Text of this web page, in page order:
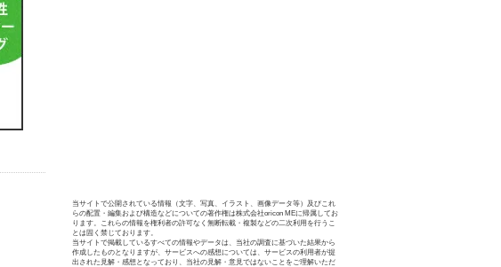
当サイトで公開されている情報（文字、写真、イラスト、画像データ等）及びこれ
らの配置・編集および構造などについての著作権は株式会社oricon MEに帰属してお
ります。これらの情報を権利者の許可なく無断転載・複製などの二次利用を行うこ
とは固く禁じております。
当サイトで掲載しているすべての情報やデータは、当社の調査に基づいた結果から
作成したものとなりますが、サービスへの感想については、サービスの利用者が提
出された見解・感想となっており、当社の見解・意見ではないことをご理解いただ